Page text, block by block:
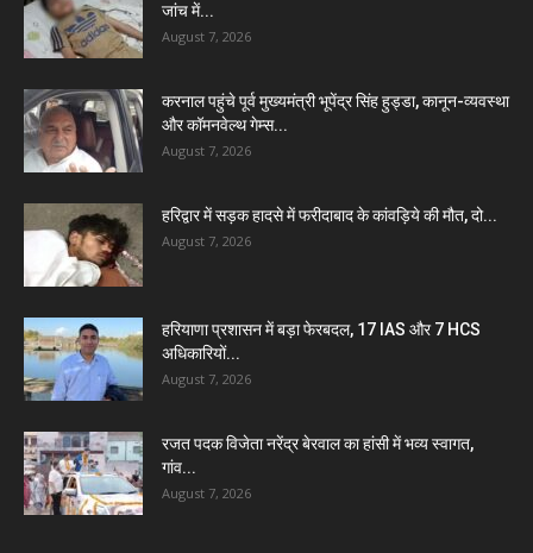
जांच में...
August 7, 2026
करनाल पहुंचे पूर्व मुख्यमंत्री भूपेंद्र सिंह हुड्डा, कानून-व्यवस्था
और कॉमनवेल्थ गेम्स...
August 7, 2026
हरिद्वार में सड़क हादसे में फरीदाबाद के कांवड़िये की मौत, दो...
August 7, 2026
हरियाणा प्रशासन में बड़ा फेरबदल, 17 IAS और 7 HCS
अधिकारियों...
August 7, 2026
रजत पदक विजेता नरेंद्र बेरवाल का हांसी में भव्य स्वागत,
गांव...
August 7, 2026